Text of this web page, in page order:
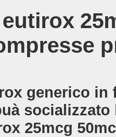
generico in
25mcg